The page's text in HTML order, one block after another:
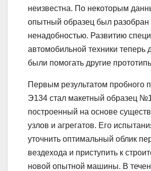
неизвестна. По некоторым
опытный образец был разобран
ненадобностью. Развитию
автомобильной техники теперь
были помогать другие
Первым результатом пробного
Э134 стал макетный образец
построенный на основе
узлов и агрегатов. Его
уточнить оптимальный облик
вездехода и приступить к
новой опытной машины. В